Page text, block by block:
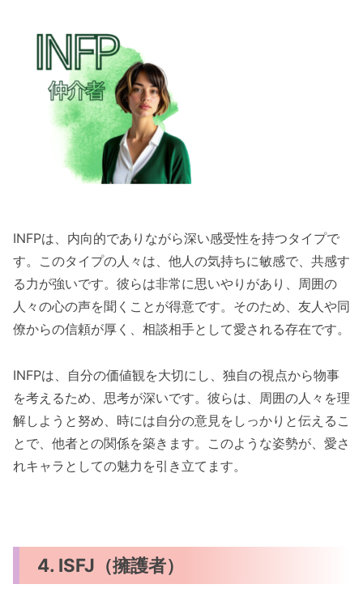
INFPは、内向的でありながら深い感受性を持つタイプで
す。このタイプの人々は、他人の気持ちに敏感で、共感す
る力が強いです。彼らは非常に思いやりがあり、周囲の
人々の心の声を聞くことが得意です。そのため、友人や同
僚からの信頼が厚く、相談相手として愛される存在です。
INFPは、自分の価値観を大切にし、独自の視点から物事
を考えるため、思考が深いです。彼らは、周囲の人々を理
解しようと努め、時には自分の意見をしっかりと伝えるこ
とで、他者との関係を築きます。このような姿勢が、愛さ
れキャラとしての魅力を引き立てます。
4. ISFJ（擁護者）